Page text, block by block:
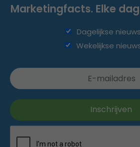
Marketingfacts. Elke
Dagelijkse
Wekelijkse